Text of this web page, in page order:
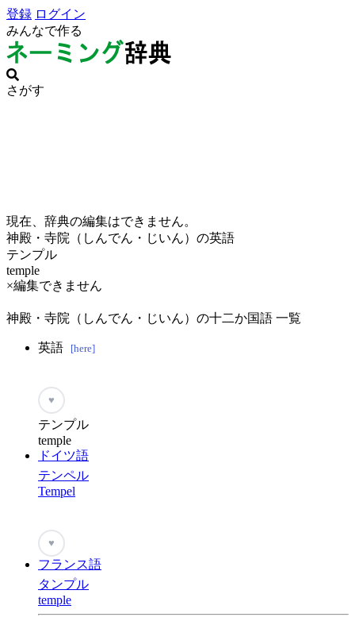
登録 ログイン
みんなで作る
さがす
現在、辞典の編集はできません。
神殿・寺院（しんでん・じいん）の英語
テンプル
temple
×編集できません
神殿・寺院（しんでん・じいん）の十二か国語 一覧
英語 [here]
♥
テンプル
temple
ドイツ語
テンペル
Tempel
♥
フランス語
タンプル
temple